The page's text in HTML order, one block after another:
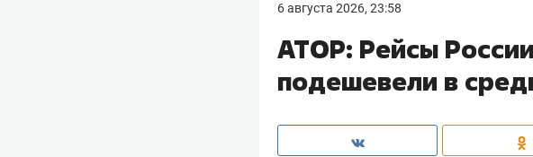
6 августа 2026, 23:58
АТОР: Рейсы
подешевели в